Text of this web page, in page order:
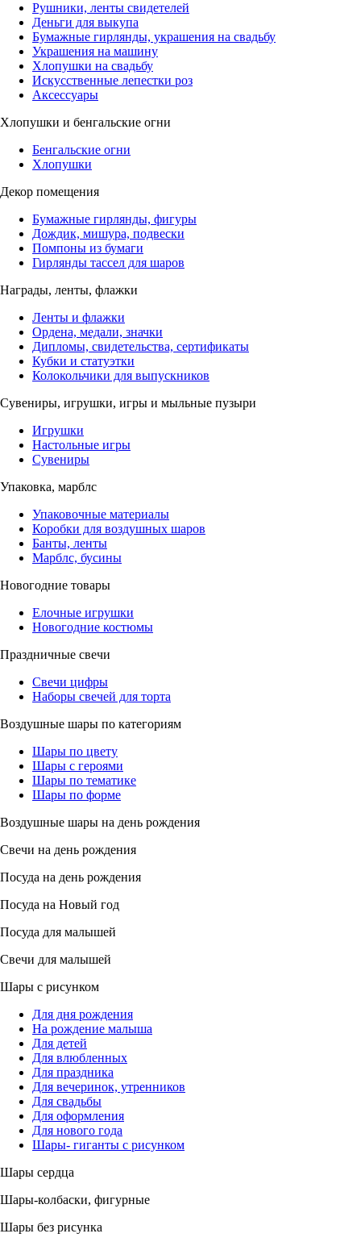
Рушники, ленты свидетелей
Деньги для выкупа
Бумажные гирлянды, украшения на свадьбу
Украшения на машину
Хлопушки на свадьбу
Искусственные лепестки роз
Аксессуары
Хлопушки и бенгальские огни
Бенгальские огни
Хлопушки
Декор помещения
Бумажные гирлянды, фигуры
Дождик, мишура, подвески
Помпоны из бумаги
Гирлянды тассел для шаров
Награды, ленты, флажки
Ленты и флажки
Ордена, медали, значки
Дипломы, свидетельства, сертификаты
Кубки и статуэтки
Колокольчики для выпускников
Сувениры, игрушки, игры и мыльные пузыри
Игрушки
Настольные игры
Сувениры
Упаковка, марблс
Упаковочные материалы
Коробки для воздушных шаров
Банты, ленты
Марблс, бусины
Новогодние товары
Елочные игрушки
Новогодние костюмы
Праздничные свечи
Свечи цифры
Наборы свечей для торта
Воздушные шары по категориям
Шары по цвету
Шары с героями
Шары по тематике
Шары по форме
Воздушные шары на день рождения
Свечи на день рождения
Посуда на день рождения
Посуда на Новый год
Посуда для малышей
Свечи для малышей
Шары с рисунком
Для дня рождения
На рождение малыша
Для детей
Для влюбленных
Для праздника
Для вечеринок, утренников
Для свадьбы
Для оформления
Для нового года
Шары- гиганты с рисунком
Шары сердца
Шары-колбаски, фигурные
Шары без рисунка